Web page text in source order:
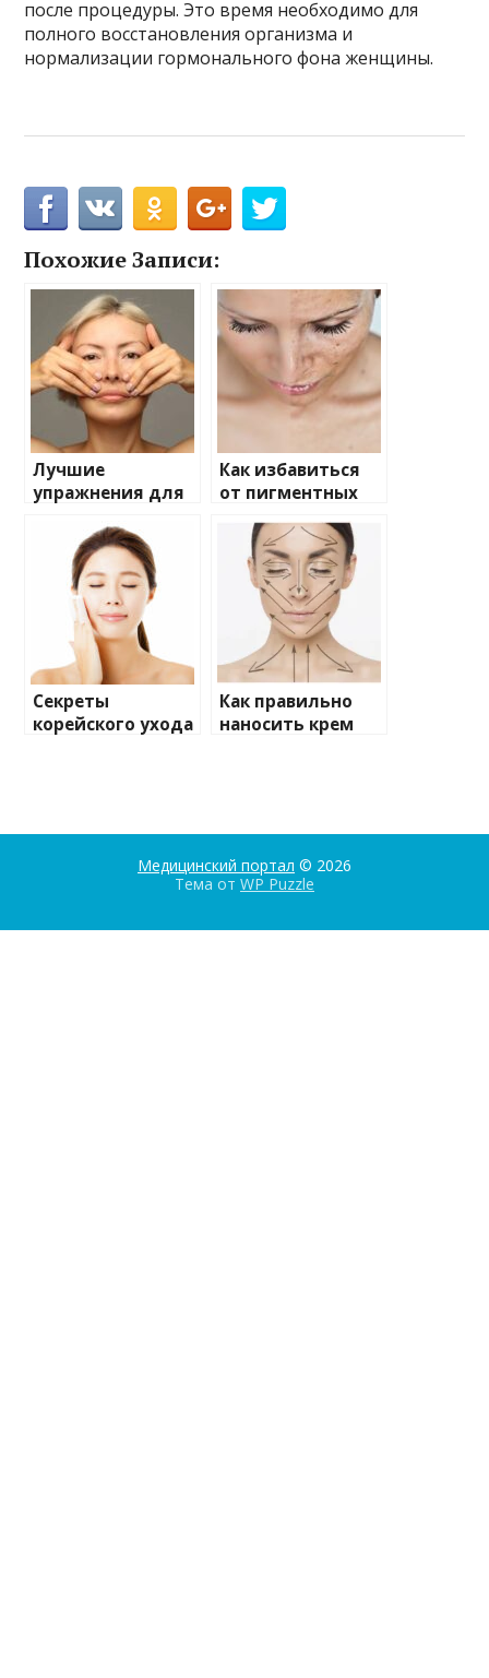
после процедуры. Это время необходимо для
полного восстановления организма и
нормализации гормонального фона женщины.
Похожие Записи:
Лучшие
упражнения для
лица
Как избавиться
от пигментных
пятен?
Секреты
корейского ухода
Как правильно
наносить крем
Медицинский портал © 2026
Тема от WP Puzzle